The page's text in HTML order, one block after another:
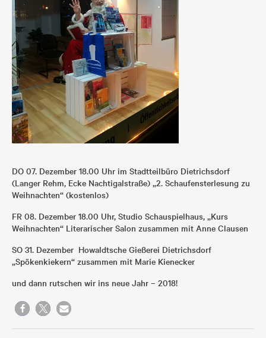
DO 07. Dezember 18.00 Uhr im Stadtteilbüro Dietrichsdorf
(Langer Rehm, Ecke Nachtigalstraße) „2. Schaufensterlesung zu
Weihnachten“ (kostenlos)
FR 08. Dezember 18.00 Uhr, Studio Schauspielhaus, „Kurs
Weihnachten“ Literarischer Salon zusammen mit Anne Clausen
SO 31. Dezember Howaldtsche Gießerei Dietrichsdorf
„Spökenkiekern“ zusammen mit Marie Kienecker
und dann rutschen wir ins neue Jahr – 2018!